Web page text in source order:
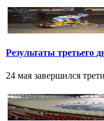
Результаты третьего
24 мая завершился